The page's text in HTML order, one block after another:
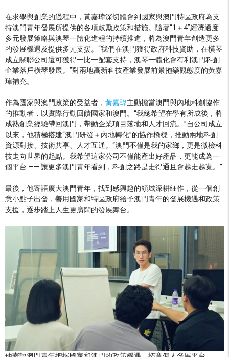
在求學與創業的過程中，黃嘉瑋深切體會到國家與澳門特區政府為支
持澳門青年發展所提供的各項鼓勵政策和措施。隨著“1＋4”經濟適度
多元發展策略與澳琴一體化進程的持續推進，將為澳門青年創造更多
的發展機遇及提供多元支援。“我們在澳門獲得政府科技資助，在橫琴
成立關聯公司還可獲得一比一配套支持，澳琴一體化會有利澳門科創
企業落戶橫琴發展。”對兩地高新科技產業發展前景抱樂觀態度的黃嘉
瑋補充。
作為國家與澳門政策的受益者， 黃嘉瑋主動擔當澳門與內地科創協作
的推動者，以實際行動回饋國家和澳門。“我總希望在學有所成後，將
成熟創業經驗帶回澳門，帶動企業項目落地和人才回流。”自公司成立
以來，他積極搭建“澳門研發＋內地轉化”的協作橋樑，推動兩地科創
資源對接、技術共享、人才互通。“澳門不僅是我的家鄉，更是微檢科
技走向世界的起點。我希望這家公司不僅能產出好產品，更能成為一
個平台 —— 讓更多澳門青年看到，科創之路是走得通且會越走越寬。”
最後，他寄語廣大澳門青年，找到感興趣的領域深耕細作，從一個創
意小點子出發，善用國家和特區政府給予澳門青年的發展機遇和政策
支援，逐步踏上人生更廣闊的發展舞台。